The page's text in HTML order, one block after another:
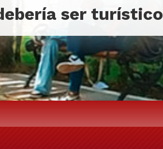
ser turístico